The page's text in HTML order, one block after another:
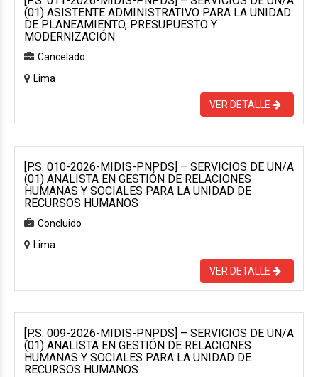
(01) ASISTENTE ADMINISTRATIVO PARA LA UNIDAD
DE PLANEAMIENTO, PRESUPUESTO Y
MODERNIZACIÓN
Cancelado
Lima
VER DETALLE
[P.S. 010-2026-MIDIS-PNPDS] – SERVICIOS DE UN/A
(01) ANALISTA EN GESTIÓN DE RELACIONES
HUMANAS Y SOCIALES PARA LA UNIDAD DE
RECURSOS HUMANOS
Concluido
Lima
VER DETALLE
[P.S. 009-2026-MIDIS-PNPDS] – SERVICIOS DE UN/A
(01) ANALISTA EN GESTIÓN DE RELACIONES
HUMANAS Y SOCIALES PARA LA UNIDAD DE
RECURSOS HUMANOS